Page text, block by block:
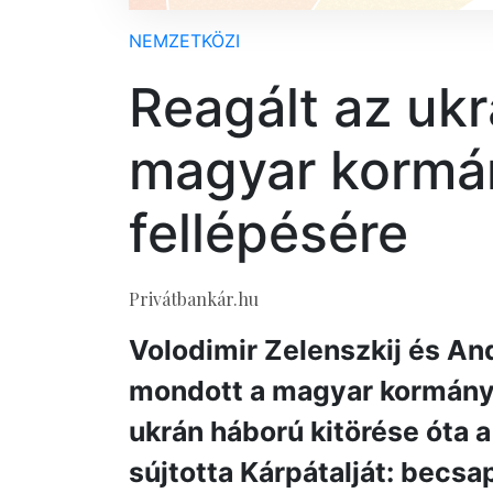
NEMZETKÖZI
Reagált az
magyar
fellépésére
Privátbankár.hu
Volodimir Zelenszkij és
mondott a magyar
ukrán háború kitörése óta
sújtotta Kárpátalját: